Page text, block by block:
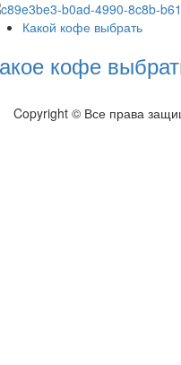
Какой кофе выбрать
кофе
Copyright © Все права